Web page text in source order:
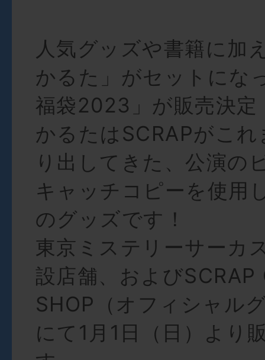
人気グッズや書籍に加
かるた」がセットにな
福袋2023」が販売決定
かるたはSCRAPがこ
り出してきた、公演の
キャッチコピーを使用
のグッズです！
東京ミステリーサーカ
設店舗、およびSCRAP
SHOP（オフィシャル
にて1月1日（日）より